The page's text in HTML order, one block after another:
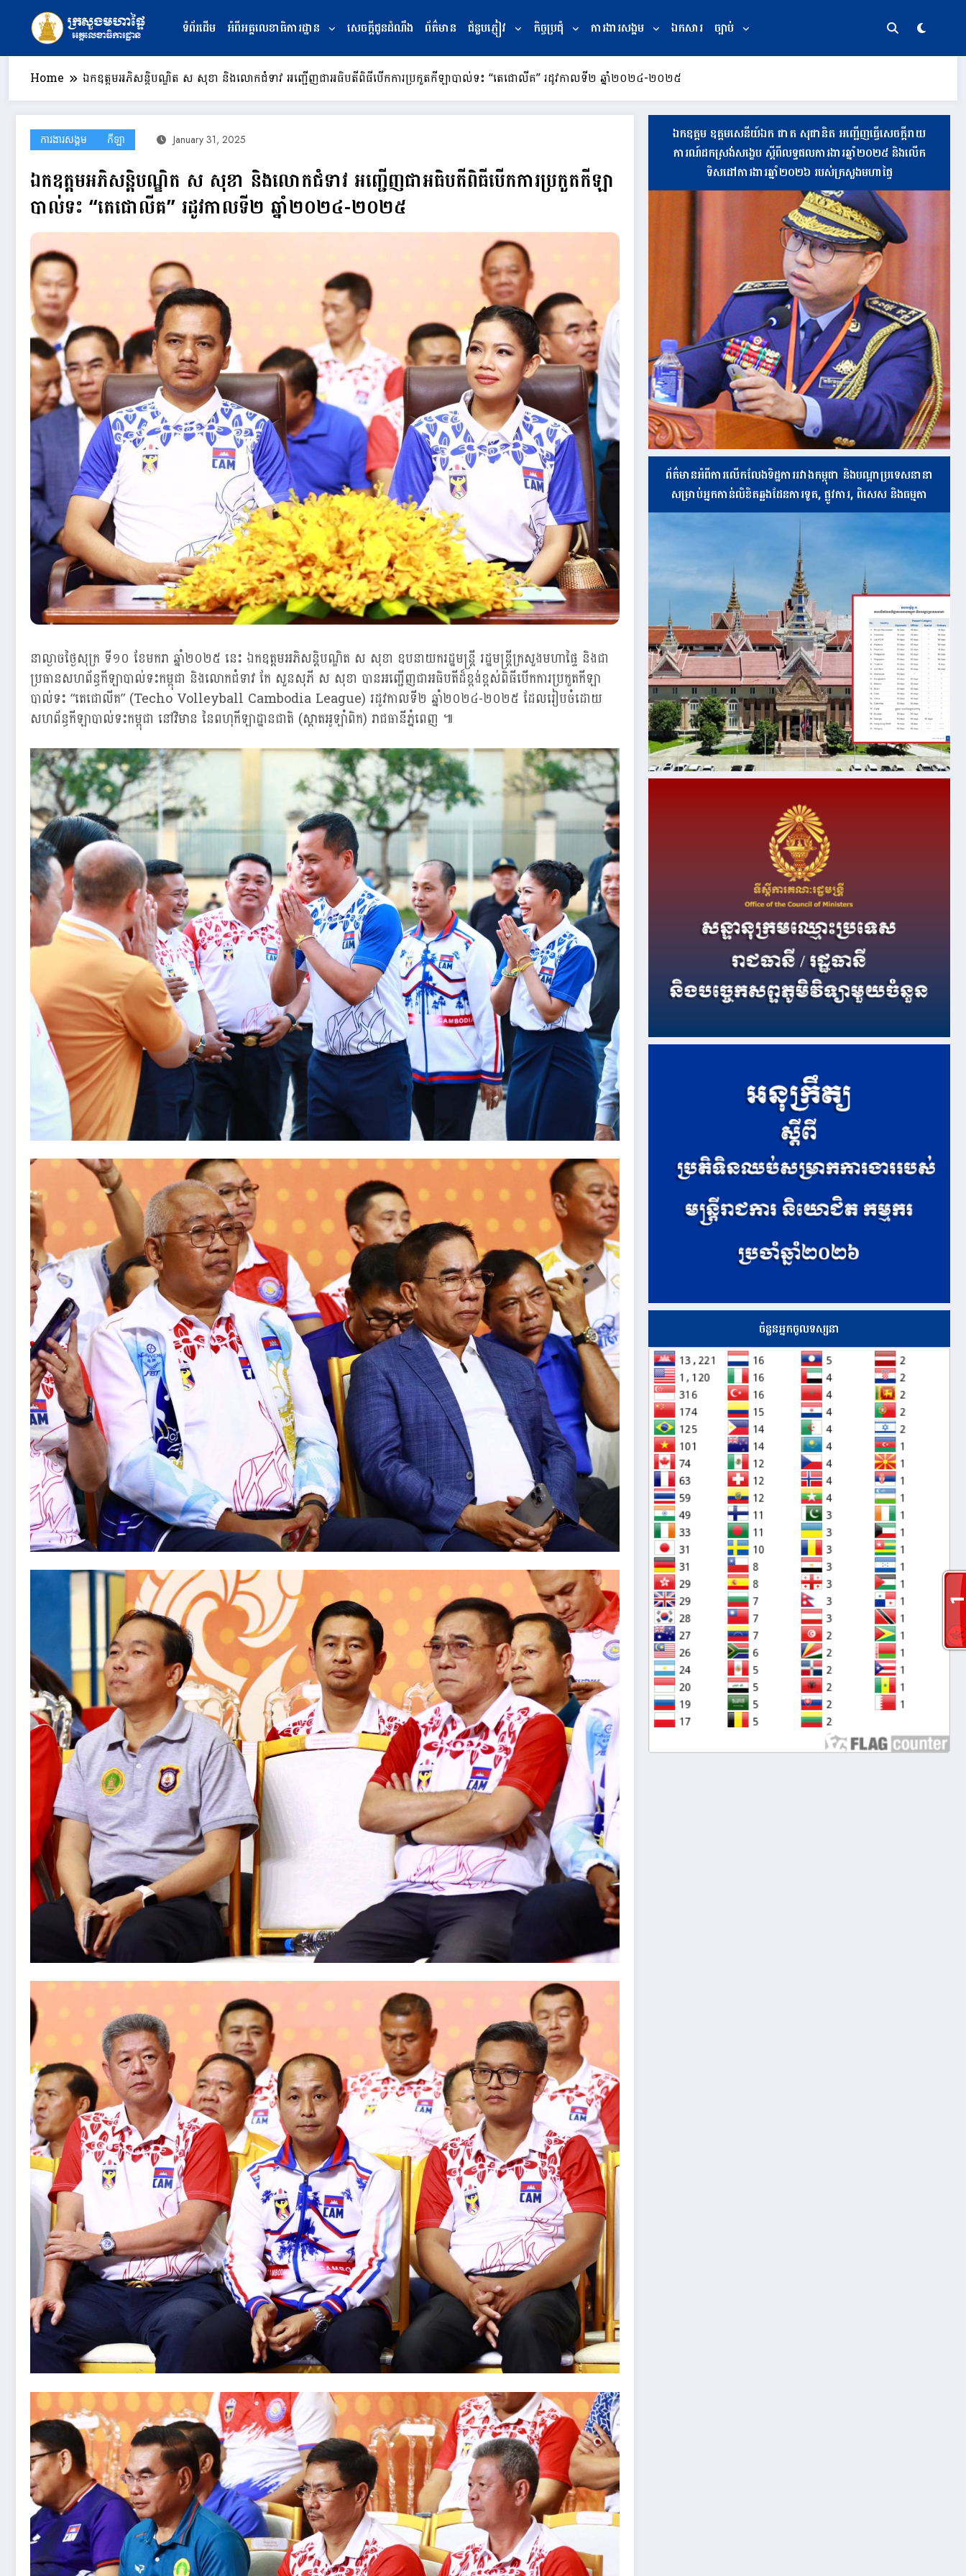
content
ទំព័រដើម អំពីអគ្គលេខាធិការដ្ឋាន សេចក្ដីជូនដំណឹង ព័ត៌មាន ជំនួបភ្ញៀវ កិច្ចប្រជុំ ការងារសង្គម ឯកសារ ច្បាប់
Home ឯកឧត្តមអភិសន្តិបណ្ឌិត ស សុខា និងលោកជំទាវ អញ្ជើញជាអធិបតីពិធីបើកការប្រកួតកីឡាបាល់ទះ “តេជោលីគ” រដូវកាលទី២ ឆ្នាំ២០២៤-២០២៥
ការងារសង្គម កីឡា January 31, 2025
ឯកឧត្តមអភិសន្តិបណ្ឌិត ស សុខា និងលោកជំទាវ អញ្ជើញជាអធិបតីពិធីបើកការប្រកួតកីឡា
បាល់ទះ “តេជោលីគ” រដូវកាលទី២ ឆ្នាំ២០២៤-២០២៥
នាល្ងាចថ្ងៃសុក្រ ទី១០ ខែមករា ឆ្នាំ២០២៥ នេះ ឯកឧត្តមអភិសន្តិបណ្ឌិត ស សុខា ឧបនាយករដ្ឋមន្ត្រី រដ្ឋមន្ត្រីក្រសួងមហាផ្ទៃ និងជា
ប្រធានសហព័ន្ធកីឡាបាល់ទះកម្ពុជា និងលោកជំទាវ កែ សួនសុភី ស សុខា បានអញ្ជើញជាអធិបតីដ៏ខ្ពង់ខ្ពស់ពិធីបើកការប្រកួតកីឡា
បាល់ទះ “តេជោលីគ” (Techo Volleyball Cambodia League) រដូវកាលទី២ ឆ្នាំ២០២៤-២០២៥ ដែលរៀបចំដោយ
សហព័ន្ធកីឡាបាល់ទះកម្ពុជា នៅវិមាន នៃពហុកីឡាដ្ឋានជាតិ (ស្តាតអូឡាំពិក) រាជធានីភ្នំពេញ ៕
ឯកឧត្តម ឧត្តមសេនីយ៍ឯក ផាត សុផានិត អញ្ជើញធ្វើសេចក្តីរាយ
ការណ៍ដកស្រង់សង្ខេប ស្តីពីលទ្ធផលការងារឆ្នាំ២០២៥ និងលើក
ទិសដៅការងារឆ្នាំ២០២៦ របស់ក្រសួងមហាផ្ទៃ
ព័ត៌មានអំពីការលើកលែងទិដ្ឋការរវាងកម្ពុជា និងបណ្ដាប្រទេសនានា
សម្រាប់អ្នកកាន់លិខិតឆ្លងដែនការទូត, ផ្លូវការ, ពិសេស និងធម្មតា
ចំនួនអ្នកចូលទស្សនា